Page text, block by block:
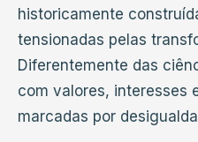
historicamente
tensionadas pelas
Diferentemente das
com valores, interesses
marcadas por